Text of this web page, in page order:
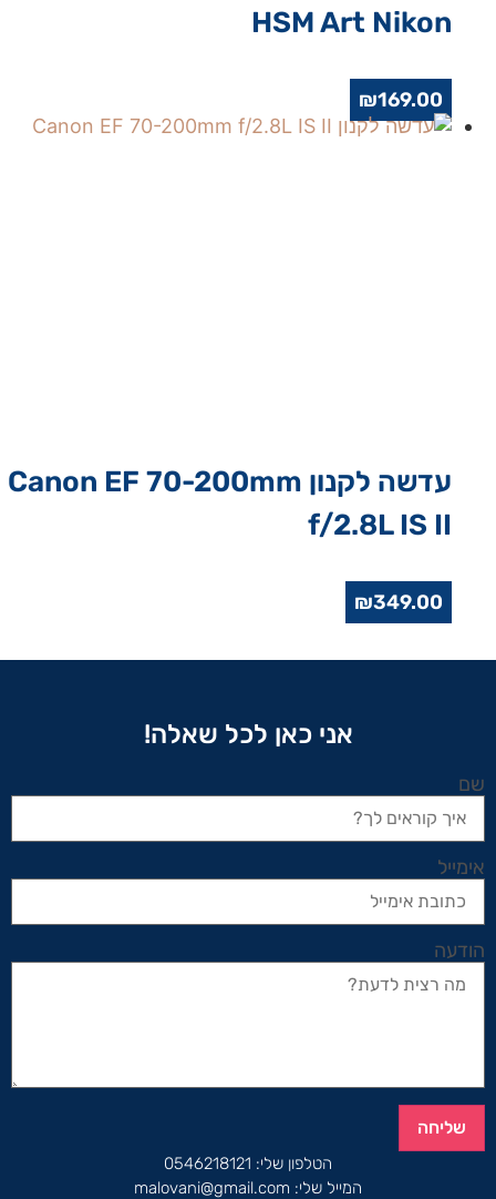
HSM Art Nikon
₪169.00
עדשה לקנון Canon EF 70-200mm
f/2.8L IS II
₪349.00
אני כאן לכל שאלה!
שם
אימייל
הודעה
שליחה
הטלפון שלי: 0546218121
המייל שלי: malovani@gmail.com